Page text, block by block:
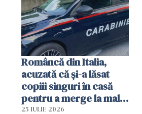
Româncă din Italia,
acuzată că și-a lăsat
copiii singuri în casă
pentru a merge la mall.
Vecinii au dat alarma
25 IULIE 2026